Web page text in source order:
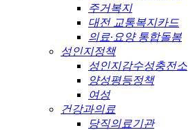
주거복지
대전 교통복지카드
의료·요양 통합돌봄
성인지정책
성인지감수성충전소
양성평등정책
여성
건강과의료
당직의료기관